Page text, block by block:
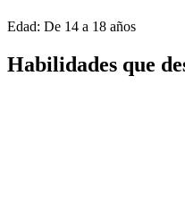
Edad: De 14 a 18 años
Habilidades que